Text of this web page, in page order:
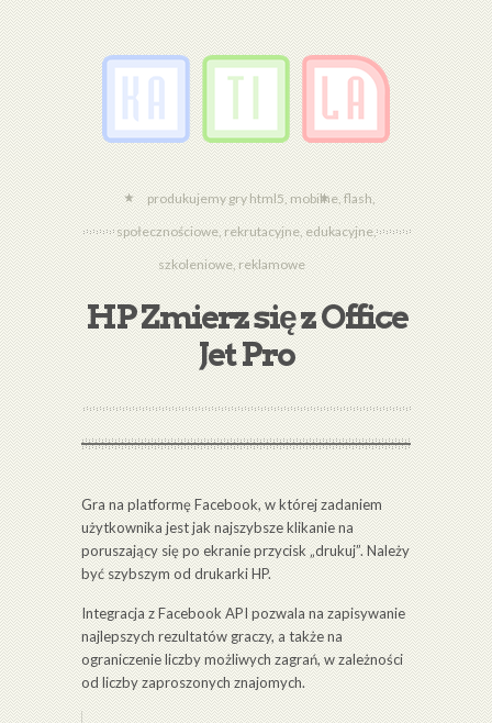
produkujemy gry html5, mobilne, flash,
społecznościowe, rekrutacyjne, edukacyjne,
szkoleniowe, reklamowe
HP Zmierz się z Office
Jet Pro
Gra na platformę Facebook, w której zadaniem
użytkownika jest jak najszybsze klikanie na
poruszający się po ekranie przycisk „drukuj”. Należy
być szybszym od drukarki HP.
Integracja z Facebook API pozwala na zapisywanie
najlepszych rezultatów graczy, a także na
ograniczenie liczby możliwych zagrań, w zależności
od liczby zaproszonych znajomych.